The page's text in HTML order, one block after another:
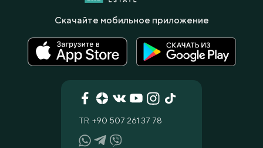
TR +90 507 261 37 78
Скачайте мобильное приложение